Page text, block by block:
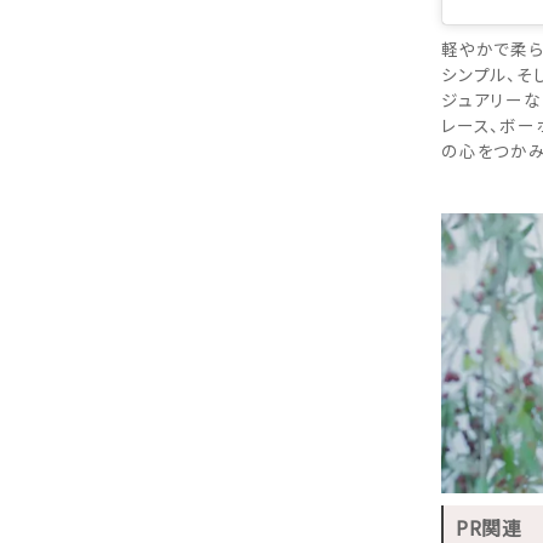
軽やかで柔
シンプル、
ジュアリー
レース、ボ
の心をつかみ
PR関連